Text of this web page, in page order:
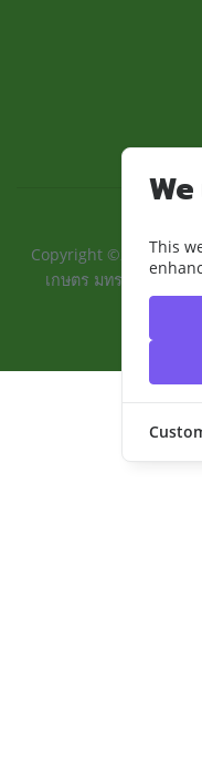
This
Copyright ©2024 ::คณ
เกษตร มทร.สุวรรณภูมิ